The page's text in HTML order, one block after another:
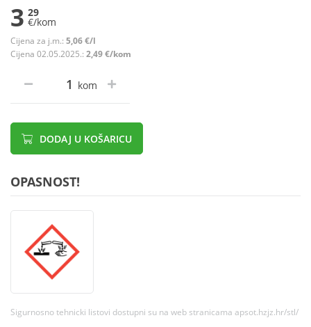
3 29
€/kom
Cijena za j.m.: 5,06 €/l
Cijena 02.05.2025.: 2,49 €/kom
kom
DODAJ U KOŠARICU
OPASNOST!
Sigurnosno tehnicki listovi dostupni su na web stranicama apsot.hzjz.hr/stl/